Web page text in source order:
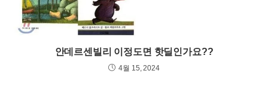
안데르센빌리 이정도면 핫딜인가요??
4월 15, 2024